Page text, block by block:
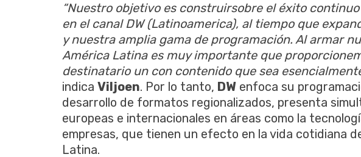
“Nuestro objetivo es construirsobre el éxito
en el canal DW (Latinoamerica), al tiempo que
y nuestra amplia gama de programación. Al armar
América Latina es muy importante que
destinatario un con contenido que sea
indica Viljoen. Por lo tanto, DW enfoca su
desarrollo de formatos regionalizados, presenta
europeas e internacionales en áreas como la
empresas, que tienen un efecto en la vida cotidiana
Latina.